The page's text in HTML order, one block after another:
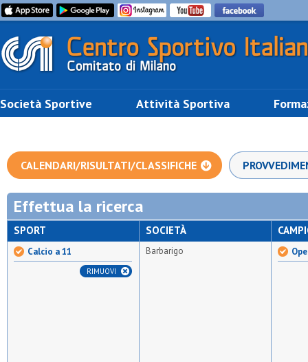
Società Sportive Attività Sportiva
CALENDARI/RISULTATI/CLASSIFICHE
Effettua la ricerca
SPORT
Calcio a 11
RIMUOVI
SOCIETÀ
Barbarigo